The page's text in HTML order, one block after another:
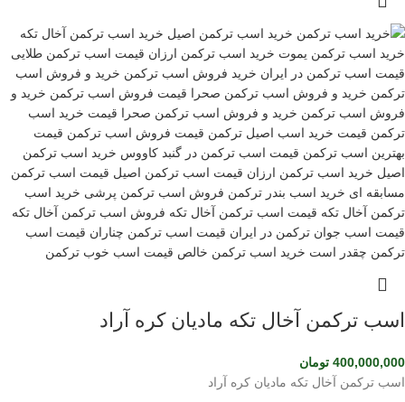
اسب ترکمن آخال تکه مادیان کره آراد
400,000,000 تومان
اسب ترکمن آخال تکه مادیان کره آراد